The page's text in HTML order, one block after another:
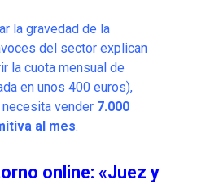
la gravedad de la
del sector explican
la cuota mensual de
en unos 400 euros),
vender 7.000
al mes.
online: «Juez y